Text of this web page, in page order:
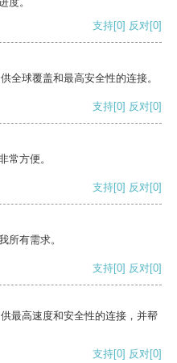
支持[0] 反对[0]
全球覆盖和最高安全性的连接。
支持[0] 反对[0]
常方便。
支持[0] 反对[0]
所有需求。
支持[0] 反对[0]
最高速度和安全性的连接，并帮
支持[0] 反对[0]